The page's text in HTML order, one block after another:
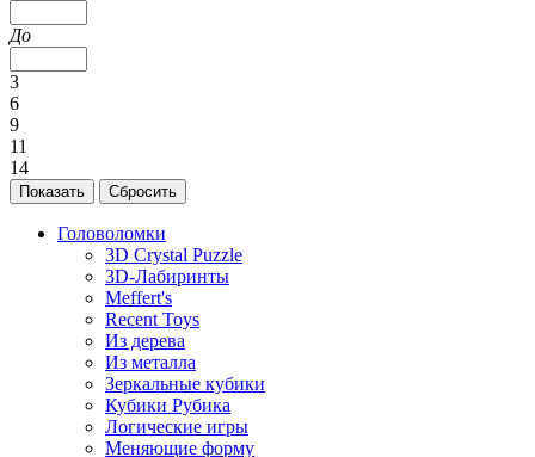
До
3
6
9
11
14
Головоломки
3D Crystal Puzzle
3D-Лабиринты
Meffert's
Recent Toys
Из дерева
Из металла
Зеркальные кубики
Кубики Рубика
Логические игры
Меняющие форму